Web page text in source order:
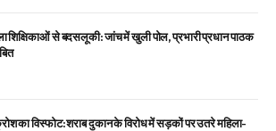
शिक्षिकाओं से बदसलूकी: जांच में खुली पोल, प्रभारी प्रधान पाठक
का विस्फोट: शराब दुकान के विरोध में सड़कों पर उतरे महिला-